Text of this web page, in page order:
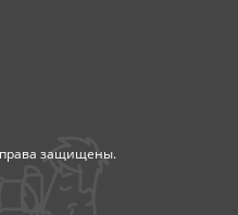
права защищены.